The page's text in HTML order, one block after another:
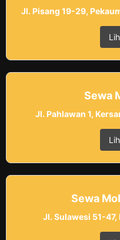
Jl. Pisang 19-29,
Sewa
Jl. Pahlawan 1,
Sewa
Jl. Sulawesi 51-47,